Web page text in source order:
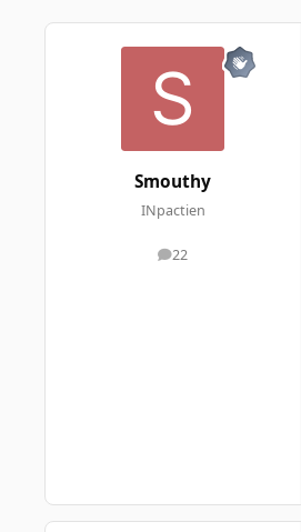
Smouthy
INpactien
22
messages